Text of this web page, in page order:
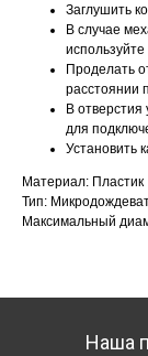
Заглушить
В случае
Проделать
расстоянии
В отверстия
для
Установить
Материал: Пластик
Тип:
Максимальный
Наша